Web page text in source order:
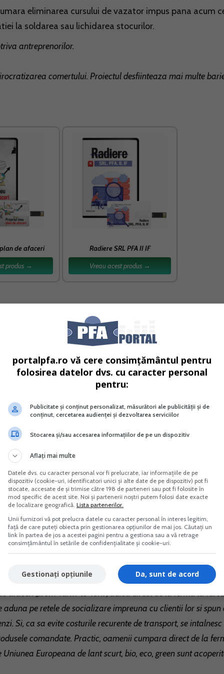
eliminarea cursului de vazator impus pana acum
la soldarea sau lichidarea stocurilor.
antreprenorilor.
comertului. Proiectul desfiinteaza mai multe
de afaceri
produs →
Radiere SRL PFA II IF
Vreau acest produs →
pentru oamenii care vor sa faca vanzare. Acum, daca
cum ca a facut un curs inutil. Evident, cursul nu poate fi facut
de stat. Care, dupa cum ati intuit, ne taxeaza pentru asta. M-
de lei.
nu scad sub anumite praguri? Pentru ca prin legea actuala
infernala. Aberant, nu?
sau lichidarea stocurilor. Daca o firma voia sa-si lichideze
sa faca o notificare la primarie. Eliminam si interdictia
proiect, totul se va face usor.
concurenta. Concurenta pentru cele mai bune produse si
ca vrea sa incurajeze inovatia si concurenta, blocheaza
Prin supra-reglementare si sanctiuni. Asa cum au aparut
sa fim deschisi la mai multe inovatii.
afaceri „from-farm-to-fork”, adica direct de la ferma la
pe retele de socializare impreuna cu clientii lor si spun
Si, ca sa evite costurile recurente de transport, se intalnesc
comandate. Practic, oamenii cumpara direct de la
Europeana de lant scurt, bio, eco, green sunt
portalpfa.ro vă cere consimțământul pentru
folosirea datelor dvs. cu caracter personal
pentru:
Publicitate și conținut personalizat, măsurători ale publicității și de
conținut, cercetarea audienței și dezvoltarea serviciilor
Stocarea și/sau accesarea informațiilor de pe un dispozitiv
Aflați mai multe
Datele dvs. cu caracter personal vor fi prelucrate, iar informațiile de pe
dispozitiv (cookie-uri, identificatori unici și alte date de pe dispozitiv) pot fi
stocate, accesate de și trimise către 198 de parteneri sau pot fi folosite în
mod specific de acest site. Noi și partenerii noștri putem folosi date exacte
de localizare geografică. Lista partenerilor.
Unii furnizori vă pot prelucra datele cu caracter personal în interes legitim,
față de care puteți obiecta prin gestionarea opțiunilor de mai jos. Căutați un
link în partea de jos a acestei pagini pentru a gestiona sau a vă retrage
consimțământul în setările de confidențialitate și cookie-uri.
Da, sunt de acord
Gestionați opțiunile